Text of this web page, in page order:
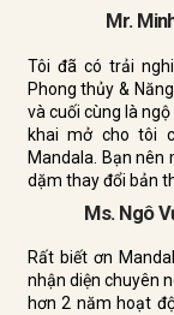
Mr.
Tôi đã có trải
Phong thủy &
và cuối cùng là
khai mở cho tôi
Mandala. Bạn
dặm thay đổi bản
Ms. Ngô
Rất biết ơn
nhận diện chuyên
hơn 2 năm hoạt